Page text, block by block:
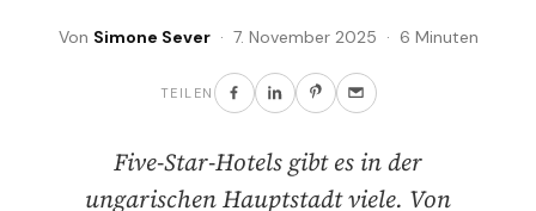
Von Simone Sever· 7. November 2025 · 6 Minuten
TEILEN
Five-Star-Hotels gibt es in der
ungarischen Hauptstadt viele. Von